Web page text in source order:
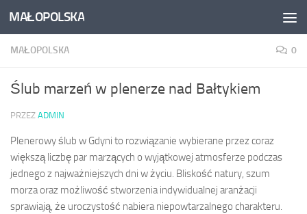
Skip to content
MAŁOPOLSKA
MAŁOPOLSKA 0
Ślub marzeń w plenerze nad Bałtykiem
PRZEZ ADMIN
Plenerowy ślub w Gdyni to rozwiązanie wybierane przez coraz
większą liczbę par marzących o wyjątkowej atmosferze podczas
jednego z najważniejszych dni w życiu. Bliskość natury, szum
morza oraz możliwość stworzenia indywidualnej aranżacji
sprawiają, że uroczystość nabiera niepowtarzalnego charakteru.